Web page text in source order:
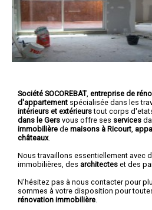
Société SOCOREBAT, entreprise de
d'appartement spécialisée dans les
intérieurs et extérieurstout corps
dans le Gers vous offre ses services
immobilière de maisons à Ricourt
châteaux.
Nous travaillons essentiellement avec
immobilières, des architectes et des
N'hésitez pas à nous contacter pour
sommes à votre disposition pour
rénovation immobilière